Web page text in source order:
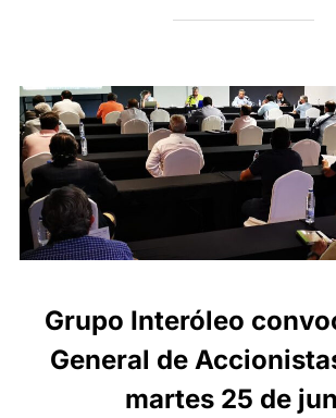
Grupo Interóleo
General de
martes 25 de